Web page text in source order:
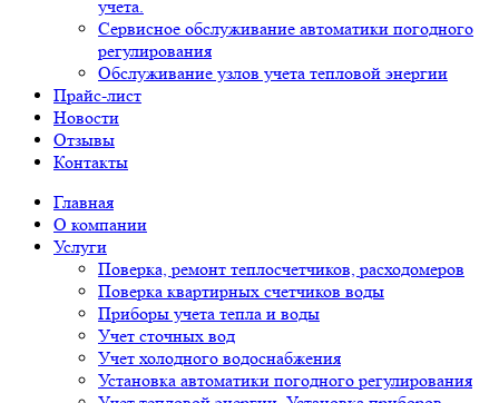
учета.
Сервисное обслуживание автоматики погодного
регулирования
Обслуживание узлов учета тепловой энергии
Прайс-лист
Новости
Отзывы
Контакты
Главная
О компании
Услуги
Поверка, ремонт теплосчетчиков, расходомеров
Поверка квартирных счетчиков воды
Приборы учета тепла и воды
Учет сточных вод
Учет холодного водоснабжения
Установка автоматики погодного регулирования